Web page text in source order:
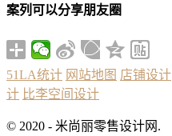
案列可以分享朋友圈
51LA统计 网站地图 店铺设计
计 比李空间设计
© 2020 - 米尚丽零售设计网.